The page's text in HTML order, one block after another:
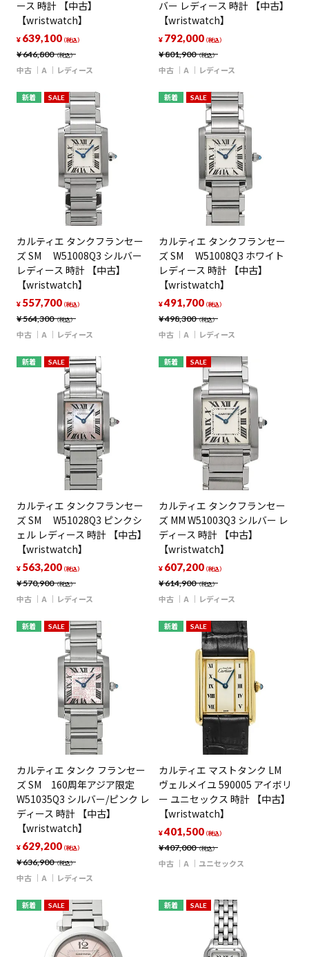
ース 時計 【中古】
【wristwatch】
¥646,800（税込）
¥ 639,100（税込）
中古 A レディース
バー レディース 時計 【中古】
【wristwatch】
¥801,900（税込）
¥ 792,000（税込）
中古 A レディース
新着 SALE
カルティエ タンクフランセー
ズ SM W51008Q3 シルバー
レディース 時計 【中古】
【wristwatch】
¥564,300（税込）
¥ 557,700（税込）
中古 A レディース
新着 SALE
カルティエ タンクフランセー
ズ SM W51008Q3 ホワイト
レディース 時計 【中古】
【wristwatch】
¥498,300（税込）
¥491,700（税込）
中古 A レディース
新着 SALE
カルティエ タンクフランセー
ズ SM W51028Q3 ピンクシ
ェル レディース 時計 【中古】
【wristwatch】
¥570,900（税込）
¥ 563,200（税込）
中古 A レディース
新着 SALE
カルティエ タンクフランセー
ズ MM W51003Q3 シルバー レ
ディース 時計 【中古】
【wristwatch】
¥614,900（税込）
¥ 607,200（税込）
中古 A レディース
新着 SALE
カルティエ タンク フランセー
ズ SM 160周年アジア限定
W51035Q3 シルバー/ピンク レ
ディース 時計 【中古】
【wristwatch】
¥636,900（税込）
¥ 629,200（税込）
中古 A レディース
新着 SALE
カルティエ マストタンク LM
ヴェルメイユ 590005 アイボリ
ー ユニセックス 時計 【中古】
【wristwatch】
¥407,000（税込）
¥401,500（税込）
中古 A ユニセックス
新着 SALE 新着 SALE